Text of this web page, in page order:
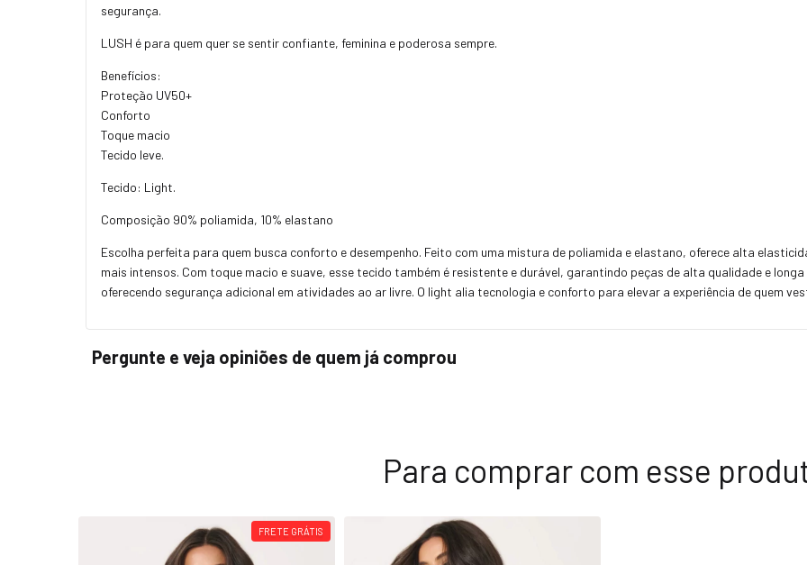
segurança.
LUSH é para quem quer se sentir confiante, feminina e poderosa sempre.
Benefícios:
Proteção UV50+
Conforto
Toque macio
Tecido leve.
Tecido: Light.
Composição 90% poliamida, 10% elastano
Escolha perfeita para quem busca conforto e desempenho. Feito com uma mistura de poliamida e elastano, oferece alta
mais intensos. Com toque macio e suave, esse tecido também é resistente e durável, garantindo peças de alta qualidade e
oferecendo segurança adicional em atividades ao ar livre. O light alia tecnologia e conforto para elevar a experiência de quem
Pergunte e veja opiniões de quem já comprou
Para comprar com esse
FRETE GRÁTIS